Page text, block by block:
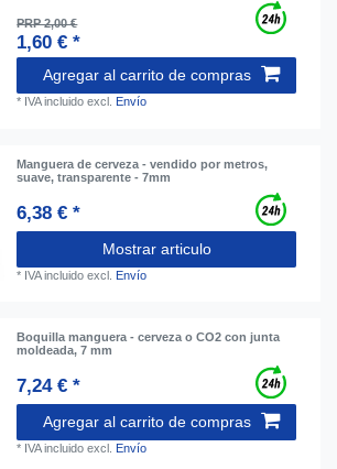
PRP 2,00 €
1,60 € *
Agregar al carrito de compras
* IVA incluido excl. Envío
Manguera de cerveza - vendido por metros,
suave, transparente - 7mm
6,38 € *
Mostrar articulo
* IVA incluido excl. Envío
Boquilla manguera - cerveza o CO2 con junta
moldeada, 7 mm
7,24 € *
Agregar al carrito de compras
* IVA incluido excl. Envío